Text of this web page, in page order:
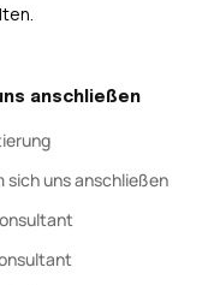
anschließen
sich uns anschließen